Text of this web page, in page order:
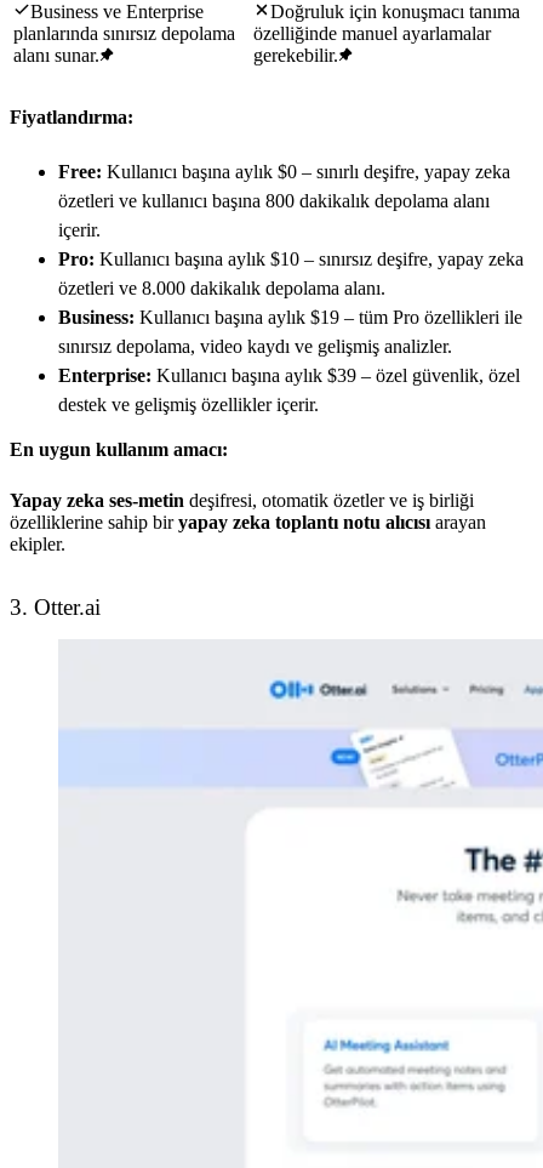
Business ve Enterprise
planlarında sınırsız depolama
alanı sunar.
Doğruluk için konuşmacı tanıma
özelliğinde manuel ayarlamalar
gerekebilir.
Fiyatlandırma:
Free: Kullanıcı başına aylık $0 – sınırlı deşifre, yapay zeka
özetleri ve kullanıcı başına 800 dakikalık depolama alanı
içerir.
Pro: Kullanıcı başına aylık $10 – sınırsız deşifre, yapay zeka
özetleri ve 8.000 dakikalık depolama alanı.
Business: Kullanıcı başına aylık $19 – tüm Pro özellikleri ile
sınırsız depolama, video kaydı ve gelişmiş analizler.
Enterprise: Kullanıcı başına aylık $39 – özel güvenlik, özel
destek ve gelişmiş özellikler içerir.
En uygun kullanım amacı:
Yapay zeka ses-metin deşifresi, otomatik özetler ve iş birliği
özelliklerine sahip biryapay zeka toplantı notu alıcısı arayan
ekipler.
3. Otter.ai